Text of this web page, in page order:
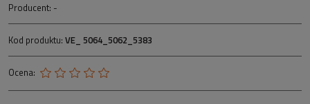
Producent: -
Kod produktu: VE_ 5064_5062_5383
Ocena: